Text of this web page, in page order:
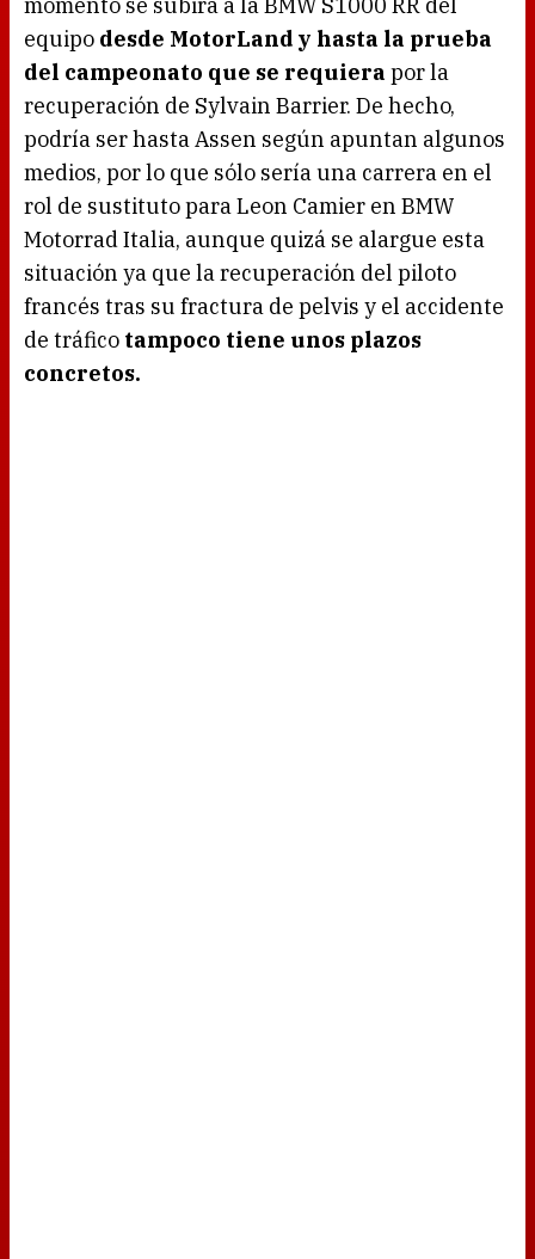
momento se subirá a la BMW S1000 RR del
equipo desde MotorLand y hasta la prueba
del campeonato que se requiera por la
recuperación de Sylvain Barrier. De hecho,
podría ser hasta Assen según apuntan algunos
medios, por lo que sólo sería una carrera en el
rol de sustituto para Leon Camier en BMW
Motorrad Italia, aunque quizá se alargue esta
situación ya que la recuperación del piloto
francés tras su fractura de pelvis y el accidente
de tráfico tampoco tiene unos plazos
concretos.